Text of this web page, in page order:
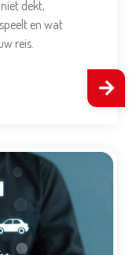
dekt,
en wat
reis.